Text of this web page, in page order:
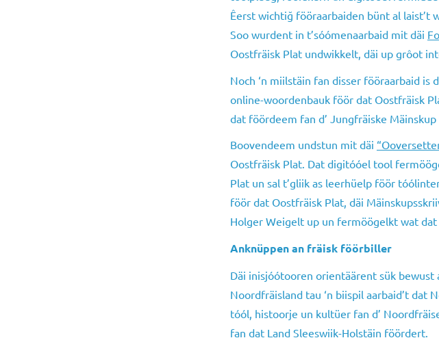
Êerst wichtiğ fööraarbaiden bünt al laist’t
Soo wurdent in t’sóómenaarbaid mit däi
Oostfräisk Plat undwikkelt, däi up grôot
Noch ‘n miilstäin fan disser fööraarbaid is
online-woordenbauk föör dat Oostfräisk
dat föördeem fan d’ Jungfräiske
Boovendeem undstun mit däi
Oostfräisk Plat. Dat digitóóel tool
Plat un sal t’gliik as leerhüelp föör
föör dat Oostfräisk Plat, däi
Holger Weigelt up un fermöögelkt wat
Anknüppen an fräisk föörbiller
Däi inisjóótooren orientäärent sük
Noordfräisland tau ‘n biispil aarbaid’t
tóól, histoorje un kultüer fan d’
fan dat Land Sleeswiik-Holstäin föördert.